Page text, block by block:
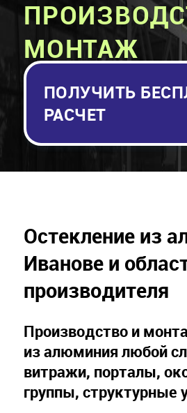
ПОЛУЧИТЬ
РАСЧЕТ
МОНТАЖ
Остекление из
Иванове и
производителя
Производство и
из алюминия любой
витражи, порталы,
группы, структурные